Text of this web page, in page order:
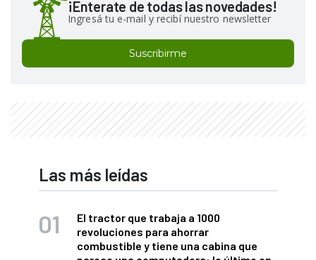
¡Enterate de todas las novedades!
Ingresá tu e-mail y recibí nuestro newsletter
Suscribirme
Las más leídas
El tractor que trabaja a 1000
revoluciones para ahorrar
combustible y tiene una cabina que